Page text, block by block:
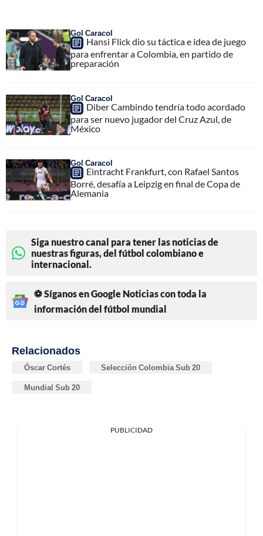
Gol Caracol
Hansi Flick dio su táctica e idea de juego
para enfrentar a Colombia, en partido de
preparación
Gol Caracol
Diber Cambindo tendría todo acordado
para ser nuevo jugador del Cruz Azul, de
México
Gol Caracol
Eintracht Frankfurt, con Rafael Santos
Borré, desafía a Leipzig en final de Copa de
Alemania
Siga nuestro canal para tener las noticias de
nuestras figuras, del fútbol colombiano e
internacional.
⚽ Síganos en Google Noticias con toda la
información del fútbol mundial
Relacionados
Óscar Cortés Selección Colombia Sub 20
Mundial Sub 20
PUBLICIDAD